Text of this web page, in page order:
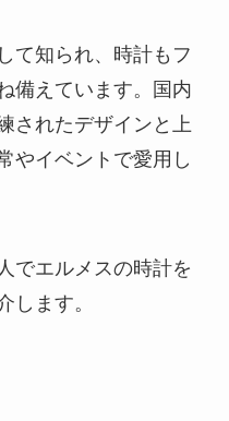
て知られ、時計もフ
備えています。国内
されたデザインと上
やイベントで愛用し
でエルメスの時計を
します。